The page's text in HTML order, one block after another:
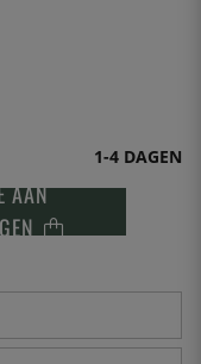
1-4 DAGEN
AAN